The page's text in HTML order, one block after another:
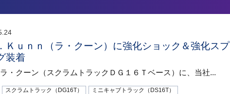
Ｋｕｎｎ（ラ・クーン）に強化ショック＆強化スプ
装着
・クーン（スクラムトラックＤＧ１６Ｔベース）に、当社...
スクラムトラック（DG16T） ミニキャブトラック（DS16T）